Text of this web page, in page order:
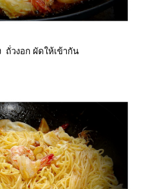
วงอก ผัดให้เข้ากัน